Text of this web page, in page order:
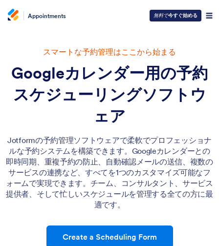
Appointments 無料で今すぐ始める
スマートな予約管理はここから始まる
Googleカレンダー用の予約
スケジューリングソフトウ
ェア
Jotformの予約管理ソフトウェアで柔軟でプロフェッショナ
ルな予約システムを構築できます。Googleカレンダーとの
即時同期、重複予約の防止、自動確認メールの送信、複数の
サービスの連携など、すべてを1つのカスタマイズ可能なフ
ォームで実現できます。チーム、コンサルタント、サービス
提供者、そして忙しいスケジュールを管理する全ての方に最
適です。
Create a Scheduling Form